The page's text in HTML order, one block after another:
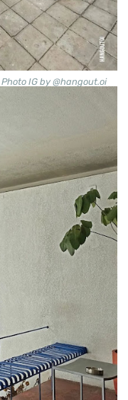
Photo IG by @hangout.oi